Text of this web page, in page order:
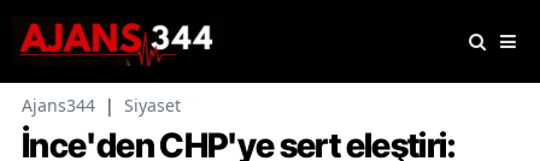
Ajans344 | Siyaset
İnce'den CHP'ye sert eleştiri: